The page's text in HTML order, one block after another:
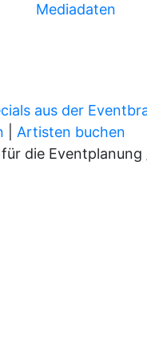
Mediadaten
aus der
Artisten buchen
die